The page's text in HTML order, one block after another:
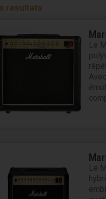
resultats
Le
Le